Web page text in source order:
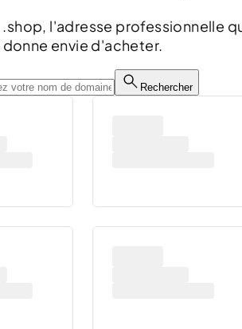
.shop, l'adresse professionnelle
donne envie d'acheter.
Rechercher